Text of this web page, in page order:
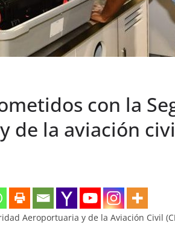
con la
de la aviación
Aeroportuaria y de la Aviación Civil